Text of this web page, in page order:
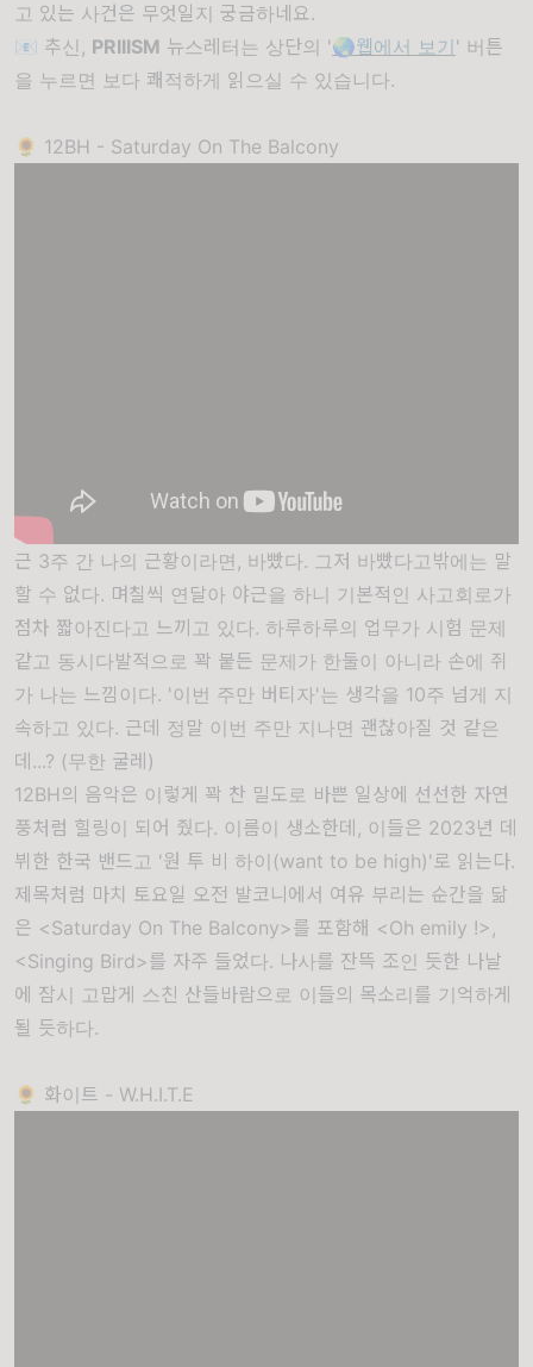
고 있는 사건은 무엇일지 궁금하네요.
📧 추신, PRIIISM 뉴스레터는 상단의 '🌏웹에서 보기' 버튼
을 누르면 보다 쾌적하게 읽으실 수 있습니다.
🌻 12BH - Saturday On The Balcony
근 3주 간 나의 근황이라면, 바빴다. 그저 바빴다고밖에는 말
할 수 없다. 며칠씩 연달아 야근을 하니 기본적인 사고회로가
점차 짧아진다고 느끼고 있다. 하루하루의 업무가 시험 문제
같고 동시다발적으로 꽉 붙든 문제가 한둘이 아니라 손에 쥐
가 나는 느낌이다. '이번 주만 버티자'는 생각을 10주 넘게 지
속하고 있다. 근데 정말 이번 주만 지나면 괜찮아질 것 같은
데...? (무한 굴레)
12BH의 음악은 이렇게 꽉 찬 밀도로 바쁜 일상에 선선한 자연
풍처럼 힐링이 되어 줬다. 이름이 생소한데, 이들은 2023년 데
뷔한 한국 밴드고 '원 투 비 하이(want to be high)'로 읽는다.
제목처럼 마치 토요일 오전 발코니에서 여유 부리는 순간을 닮
은 <Saturday On The Balcony>를 포함해 <Oh emily !>,
<Singing Bird>를 자주 들었다. 나사를 잔뜩 조인 듯한 나날
에 잠시 고맙게 스친 산들바람으로 이들의 목소리를 기억하게
될 듯하다.
🌻 화이트 - W.H.I.T.E